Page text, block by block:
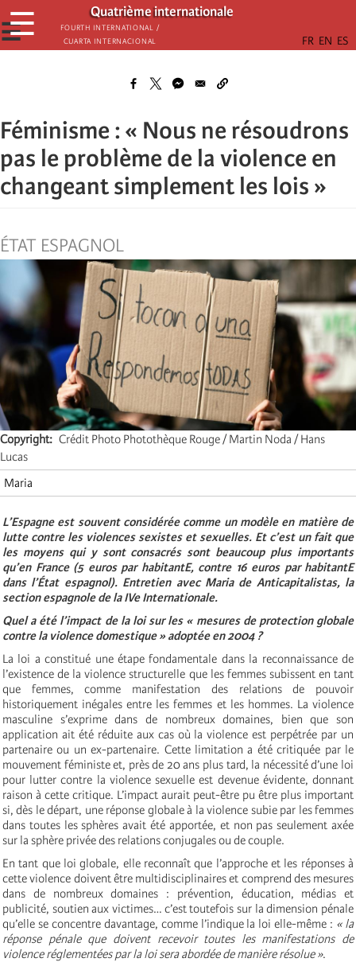
Aller
au
contenu
Quatrième internationale
Fourth International /
Cuarta Internacional
☰
☰
Féminisme : « Nous ne résoudrons
pas le problème de la violence en
changeant simplement les lois »
ÉTAT ESPAGNOL
Copyright
Crédit Photo Photothèque Rouge / Martin Noda / Hans
Lucas
Maria
L’Espagne est souvent considérée comme un modèle en matière de
lutte contre les violences sexistes et sexuelles. Et c’est un fait que
les moyens qui y sont consacrés sont beaucoup plus importants
qu’en France (5 euros par habitantE, contre 16 euros par habitantE
dans l’État espagnol). Entretien avec Maria de Anticapitalistas, la
section espagnole de la IVe Internationale.
Quel a été l’impact de la loi sur les « mesures de protection globale
contre la violence domestique » adoptée en 2004 ?
La loi a constitué une étape fondamentale dans la reconnaissance de
l’existence de la violence structurelle que les femmes subissent en tant
que femmes, comme manifestation des relations de pouvoir
historiquement inégales entre les femmes et les hommes. La violence
masculine s’exprime dans de nombreux domaines, bien que son
application ait été réduite aux cas où la violence est perpétrée par un
partenaire ou un ex-partenaire. Cette limitation a été critiquée par le
mouvement féministe et, près de 20 ans plus tard, la nécessité d’une loi
pour lutter contre la violence sexuelle est devenue évidente, donnant
raison à cette critique. L’impact aurait peut-être pu être plus important
si, dès le départ, une réponse globale à la violence subie par les femmes
dans toutes les sphères avait été apportée, et non pas seulement axée
sur la sphère privée des relations conjugales ou de couple.
En tant que loi globale, elle reconnaît que l’approche et les réponses à
cette violence doivent être multidisciplinaires et comprend des mesures
dans de nombreux domaines : prévention, éducation, médias et
publicité, soutien aux victimes… c’est toutefois sur la dimension pénale
qu’elle se concentre davantage, comme l’indique la loi elle-même : « la
réponse pénale que doivent recevoir toutes les manifestations de
violence réglementées par la loi sera abordée de manière résolue ».